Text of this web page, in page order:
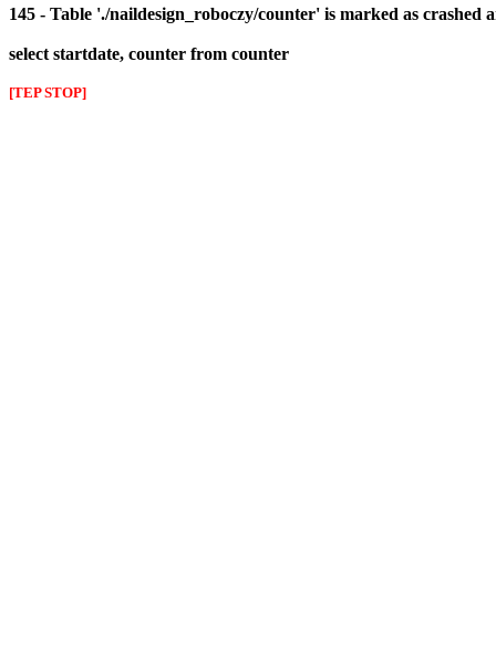
145 - Table './naildesign_roboczy/counter' is marked as crashed
select startdate, counter from counter
[TEP STOP]